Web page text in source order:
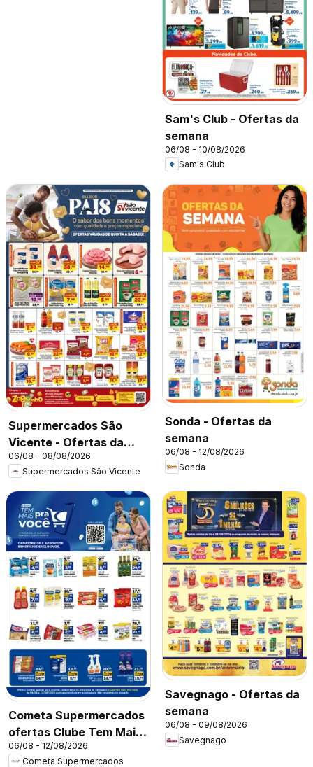
Sam's Club - Ofertas da
semana
06/08 - 10/08/2026
Sam's Club
Supermercados São
Vicente - Ofertas da
semana
06/08 - 08/08/2026
Supermercados São Vicente
Sonda - Ofertas da
semana
06/08 - 12/08/2026
Sonda
Cometa Supermercados
ofertas Clube Tem Mais
Pra Você
06/08 - 12/08/2026
Cometa Supermercados
Savegnago - Ofertas da
semana
06/08 - 09/08/2026
Savegnago